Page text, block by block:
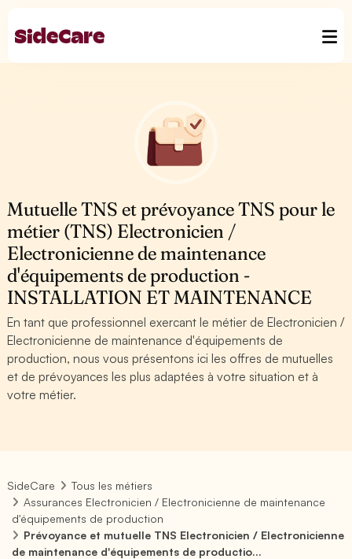
Mutuelle TNS et prévoyance TNS pour le
métier (TNS) Electronicien /
Electronicienne de maintenance
d'équipements de production -
INSTALLATION ET MAINTENANCE
En tant que professionnel exercant le métier de Electronicien /
Electronicienne de maintenance d'équipements de
production, nous vous présentons ici les offres de mutuelles
et de prévoyances les plus adaptées à votre situation et à
votre métier.
SideCare
Tous les métiers
Assurances Electronicien / Electronicienne de maintenance
d'équipements de production
Prévoyance et mutuelle TNS Electronicien / Electronicienne
de maintenance d'équipements de productio...